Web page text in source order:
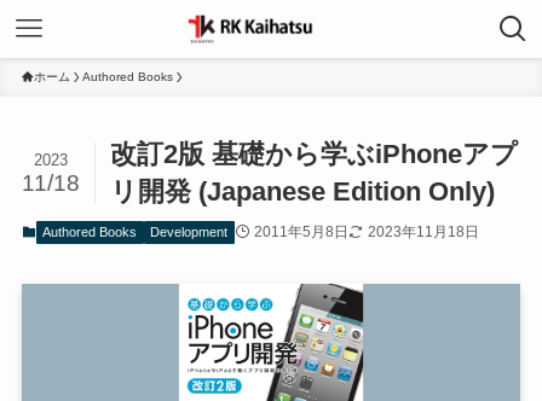
ホーム Authored Books
改訂2版 基礎から学ぶiPhoneアプ
リ開発 (Japanese Edition Only)
2023
11/18
Authored Books Development 2011年5月8日 2023年11月18日